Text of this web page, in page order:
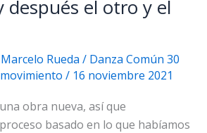
después el otro y el
Rueda / Danza Común 30
/ 16 noviembre 2021
obra nueva, así que
basado en lo que habíamos